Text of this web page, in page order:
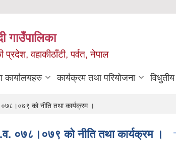
गाउँपालिका
प्रदेश, वहाकीठाँटी, पर्वत, नेपाल
कार्यालयहरु कार्यक्रम तथा परियोजना
०७८।०७९ को नीति तथा कार्यक्रम ।
०७८।०७९ को नीति तथा कार्यक्रम ।